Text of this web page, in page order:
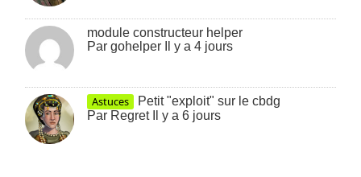
module constructeur helper
Pargohelper Il y a 4 jours
Astuces
Petit "exploit" sur le cbdg
Par Regret Il y a 6 jours